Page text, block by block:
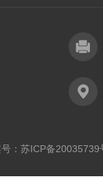
： 苏ICP备20035739